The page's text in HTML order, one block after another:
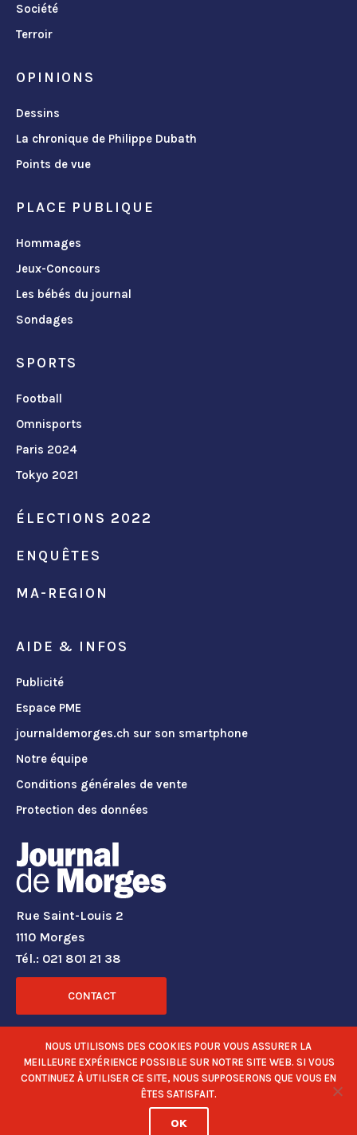
Société
Terroir
OPINIONS
Dessins
La chronique de Philippe Dubath
Points de vue
PLACE PUBLIQUE
Hommages
Jeux-Concours
Les bébés du journal
Sondages
SPORTS
Football
Omnisports
Paris 2024
Tokyo 2021
ÉLECTIONS 2022
ENQUÊTES
MA-REGION
AIDE & INFOS
Publicité
Espace PME
journaldemorges.ch sur son smartphone
Notre équipe
Conditions générales de vente
Protection des données
Rue Saint-Louis 2
1110 Morges
Tél.: 021 801 21 38
CONTACT
RÉSEAUX SOCIAUX
NOUS UTILISONS DES COOKIES POUR VOUS ASSURER LA
MEILLEURE EXPÉRIENCE POSSIBLE SUR NOTRE SITE WEB. SI VOUS
CONTINUEZ À UTILISER CE SITE, NOUS SUPPOSERONS QUE VOUS EN
ÊTES SATISFAIT.
OK